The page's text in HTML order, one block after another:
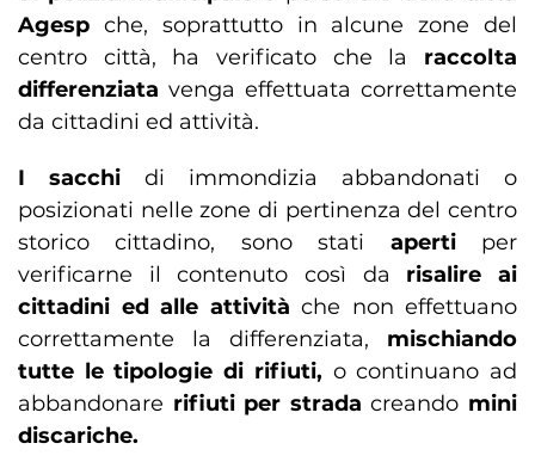
Agesp che, soprattutto in alcune zone del
centro città, ha verificato che la raccolta
differenziata venga effettuata correttamente
da cittadini ed attività.
I sacchi di immondizia abbandonati o
posizionati nelle zone di pertinenza del centro
storico cittadino, sono stati apertiper
verificarne il contenuto così da risalire ai
cittadini ed alle attività che non effettuano
correttamente la differenziata, mischiando
tutte le tipologie di rifiuti, o continuano ad
abbandonare rifiuti per stradacreando mini
discariche.